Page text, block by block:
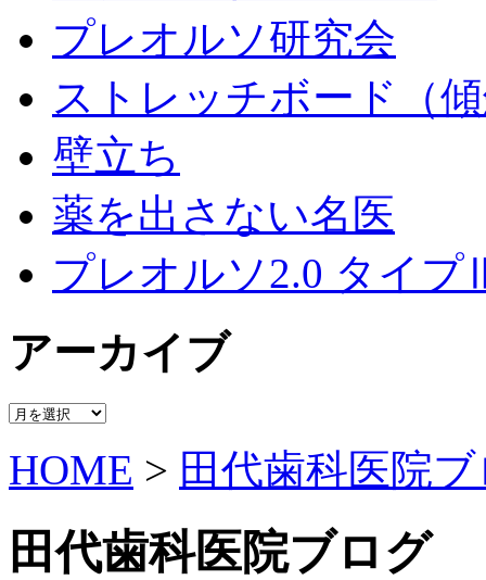
プレオルソ研究会
ストレッチボード（
壁立ち
薬を出さない名医
プレオルソ2.0 タイ
アーカイブ
ア
カ
イ
HOME > 田代歯科医院
田代歯科医院ブログ